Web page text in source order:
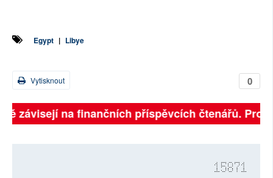
Egypt | Libye
0
Vytisknout
závisejí na finančních příspěvcích čtenářů.
15871